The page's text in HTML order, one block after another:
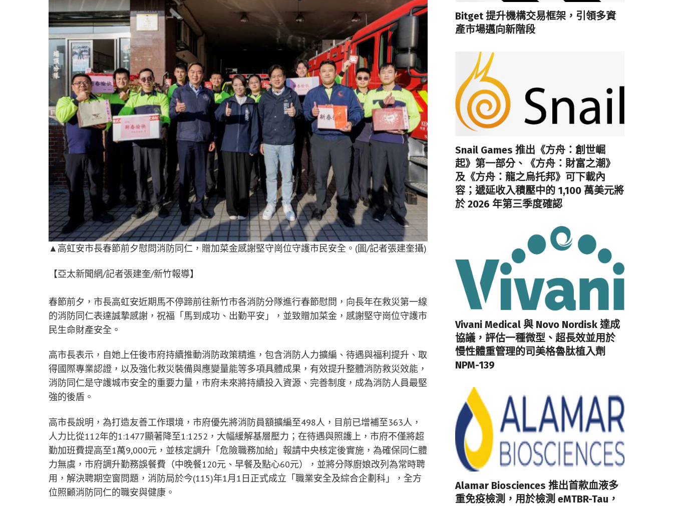
▲高虹安市長春節前夕慰問消防同仁，贈加菜金感謝堅守崗位守護市民安全。(圖/記者張建奎攝)
【亞太新聞網/記者張建奎/新竹報導】
春節前夕，市長高虹安近期馬不停蹄前往新竹市各消防分隊進行春節慰問，向長年在救災第一線
的消防同仁表達誠摯感謝，祝福「馬到成功、出勤平安」，並致贈加菜金，感謝堅守崗位守護市
民生命財產安全。
高市長表示，自她上任後市府持續推動消防政策精進，包含消防人力擴編、待遇與福利提升、取
得國際專業認證，以及強化救災裝備與應變量能等多項具體成果，有效提升整體消防救災效能，
消防同仁是守護城市安全的重要力量，市府未來將持續投入資源、完善制度，成為消防人員最堅
強的後盾。
高市長說明，為打造友善工作環境，市府優先將消防員額擴編至498人，目前已增補至363人，
人力比從112年的1:1477顯著降至1:1252，大幅緩解基層壓力；在待遇與照護上，市府不僅將超
勤加班費提高至1萬9,000元，並核定調升「危險職務加給」報請中央核定後實施，為確保同仁體
力無虞，市府調升勤務誤餐費（中晚餐120元、早餐及點心60元），並將分隊廚娘改列為常時聘
用，解決聘期空窗問題，消防局於今(115)年1月1日正式成立「職業安全及綜合企劃科」，全方
位照顧消防同仁的職安與健康。
Bitget 提升機構交易框架，引領多資
產市場邁向新階段
Snail Games 推出《方舟：創世崛
起》第一部分、《方舟：財富之潮》
及《方舟：龍之烏托邦》可下載內
容；遞延收入積壓中的 1,100 萬美元將
於 2026 年第三季度確認
Vivani Medical 與 Novo Nordisk 達成
協議，評估一種微型、超長效並用於
慢性體重管理的司美格魯肽植入劑
NPM-139
Alamar Biosciences 推出首款血液多
重免疫檢測，用於檢測 eMTBR-Tau，